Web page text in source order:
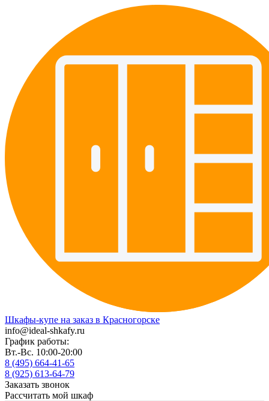
Шкафы-купе на заказ в Красногорске
info@ideal-shkafy.ru
График работы:
Вт.-Вс. 10:00-20:00
8 (495) 664-41-65
8 (925) 613-64-79
Заказать звонок
Рассчитать мой шкаф